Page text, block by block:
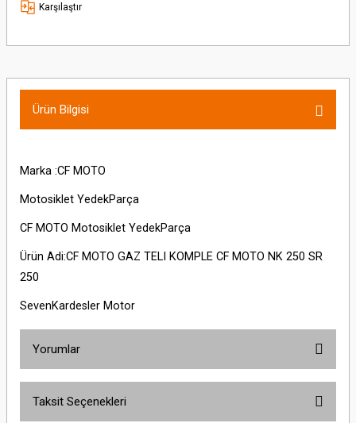
Karşılaştır
Ürün Bilgisi
Marka :CF MOTO
Motosiklet YedekParça
CF MOTO Motosiklet YedekParça
Ürün Adi:CF MOTO GAZ TELI KOMPLE CF MOTO NK 250 SR
250
SevenKardesler Motor
Yorumlar
Taksit Seçenekleri